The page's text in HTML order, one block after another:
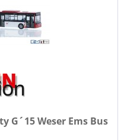
G´15 Weser Ems Bus